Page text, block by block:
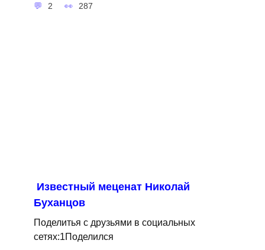
2 287
Известный меценат Николай
Буханцов
Поделитья с друзьями в социальных
сетях:1Поделился